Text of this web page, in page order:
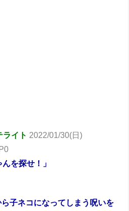
ライト 2022/01/30(日)
を探せ！」
子ネコになってしまう呪いを